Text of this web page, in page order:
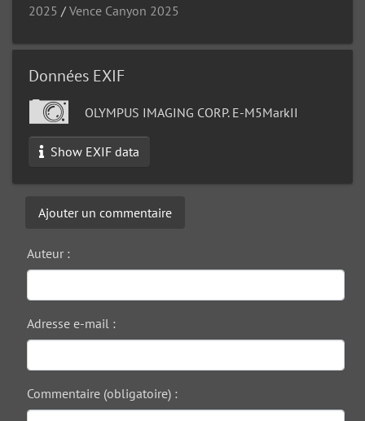
2025 / Vence Canyon 2025
Données EXIF
OLYMPUS IMAGING CORP. E-M5MarkII
Show EXIF data
Ajouter un commentaire
Auteur :
Adresse e-mail :
Commentaire (obligatoire) :